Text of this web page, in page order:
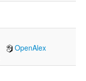
OpenAlex